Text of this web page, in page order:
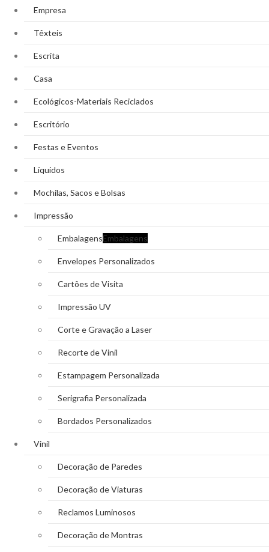
Empresa
Têxteis
Escrita
Casa
Ecológicos-Materiais Reciclados
Escritório
Festas e Eventos
Líquidos
Mochilas, Sacos e Bolsas
Impressão
EmbalagensEmbalagens
Envelopes Personalizados
Cartões de Visita
Impressão UV
Corte e Gravação a Laser
Recorte de Vinil
Estampagem Personalizada
Serigrafia Personalizada
Bordados Personalizados
Vinil
Decoração de Paredes
Decoração de Viaturas
Reclamos Luminosos
Decoração de Montras